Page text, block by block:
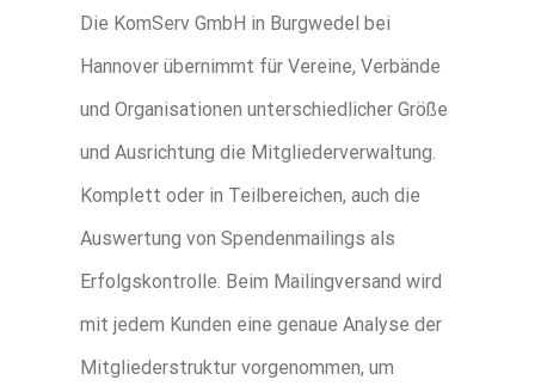
Die KomServ GmbH in Burgwedel bei
Hannover übernimmt für Vereine, Verbände
und Organisationen unterschiedlicher Größe
und Ausrichtung die Mitgliederverwaltung.
Komplett oder in Teilbereichen, auch die
Auswertung von Spendenmailings als
Erfolgskontrolle. Beim Mailingversand wird
mit jedem Kunden eine genaue Analyse der
Mitgliederstruktur vorgenommen, um